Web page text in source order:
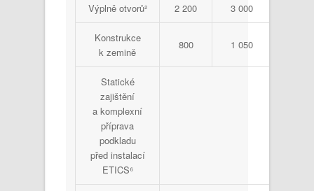
Výplně otvorů² 2 200 3 000
Konstrukce
k zemině
800 1 050
Statické
zajištění
a komplexní
příprava
podkladu
před instalací
ETICS⁶